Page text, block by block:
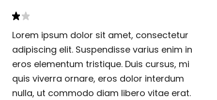
Lorem ipsum dolor sit amet, consectetur
adipiscing elit. Suspendisse varius enim in
eros elementum tristique. Duis cursus, mi
quis viverra ornare, eros dolor interdum
nulla, ut commodo diam libero vitae erat.